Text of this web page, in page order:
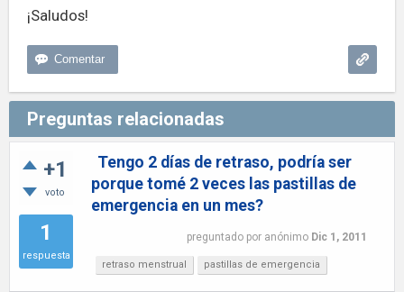
¡Saludos!
Preguntas relacionadas
+1
voto
1
respuesta
Tengo 2 días de retraso, podría ser
porque tomé 2 veces las pastillas de
emergencia en un mes?
preguntado por anónimo Dic 1, 2011
retraso menstrual pastillas de emergencia